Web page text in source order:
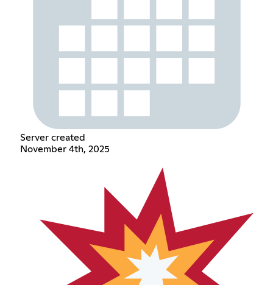
Server created
November 4th, 2025